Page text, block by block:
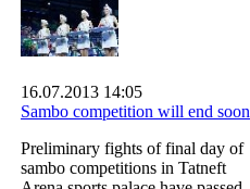
16.07.2013 14:05
Sambo competition will end soon
Preliminary fights of final day of
sambo competitions in Tatneft